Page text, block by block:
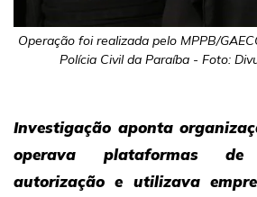
Operação foi realizada pelo MPPB/
Polícia Civil da Paraíba - Foto:
Investigação aponta
operava plataformas
autorização e utilizava